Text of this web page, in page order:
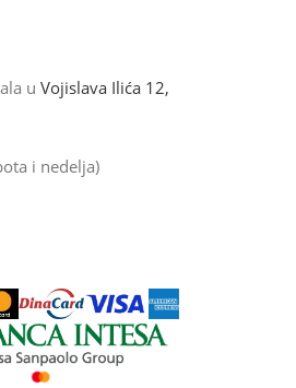
u Vojislava Ilića 12,
i nedelja)